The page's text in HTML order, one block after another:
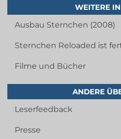
WEITERE
Ausbau Sternchen (2008)
Sternchen Reloaded ist
Filme und Bücher
ANDERE
Leserfeedback
Presse